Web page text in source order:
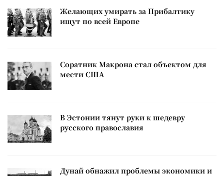
Желающих умирать за Прибалтику
ищут по всей Европе
Соратник Макрона стал объектом для
мести США
В Эстонии тянут руки к шедевру
русского православия
Дунай обнажил проблемы экономики и